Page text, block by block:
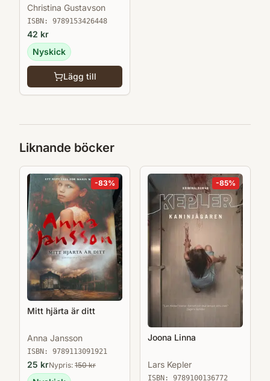
tvångstankar
Christina Gustavson
ISBN: 9789153426448
42 kr
Nyskick
Lägg till
Liknande böcker
-83%
Mitt hjärta är ditt
Anna Jansson
ISBN: 9789113091921
25 krNypris: 150kr
-85%
Joona Linna
Lars Kepler
ISBN: 9789100136772